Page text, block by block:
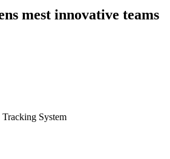
mest innovative teams